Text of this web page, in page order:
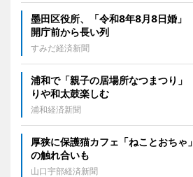
墨田区役所、「令和8年8月8日婚」
開庁前から長い列
すみだ経済新聞
浦和で「親子の居場所なつまつり
りや和太鼓楽しむ
浦和経済新聞
厚狭に保護猫カフェ「ねことおち
の触れ合いも
山口宇部経済新聞